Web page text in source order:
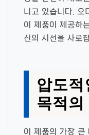
니고 있습니다. 오
이 제품이 제공하
신의 시선을 사로
압도적
목적의
이 제품의 가장 큰